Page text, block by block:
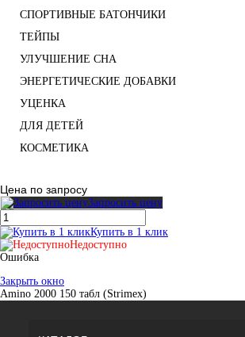
СПОРТИВНЫЕ БАТОНЧИКИ
ТЕЙПЫ
УЛУЧШЕНИЕ СНА
ЭНЕРГЕТИЧЕСКИЕ ДОБАВКИ
УЦЕНКА
ДЛЯ ДЕТЕЙ
КОСМЕТИКА
Цена по запросу
Запросить цену
Купить в 1 клик
Недоступно
Ошибка
Закрыть окно
Amino 2000 150 табл (Strimex)